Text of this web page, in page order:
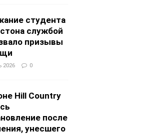
студента
службой
призывы
2026 0
Hill Country
после
унесшего